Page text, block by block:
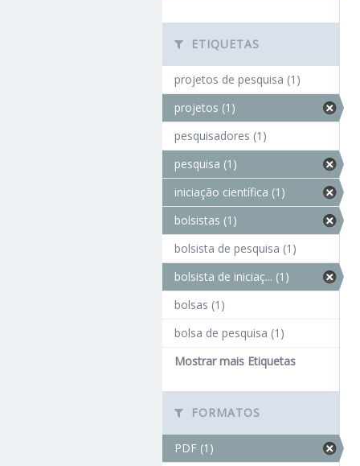
ETIQUETAS
projetos de pesquisa (1)
projetos (1)
pesquisadores (1)
pesquisa (1)
iniciação científica (1)
bolsistas (1)
bolsista de pesquisa (1)
bolsista de iniciaç... (1)
bolsas (1)
bolsa de pesquisa (1)
Mostrar mais Etiquetas
FORMATOS
PDF (1)